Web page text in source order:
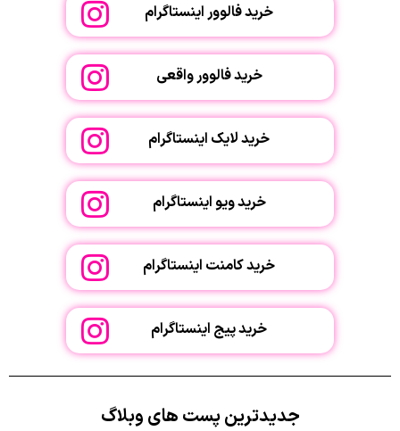
خرید فالوور اینستاگرام
خرید فالوور واقعی
خرید لایک اینستاگرام
خرید ویو اینستاگرام
خرید کامنت اینستاگرام
خرید پیج اینستاگرام
جدیدترین پست های وبلاگ